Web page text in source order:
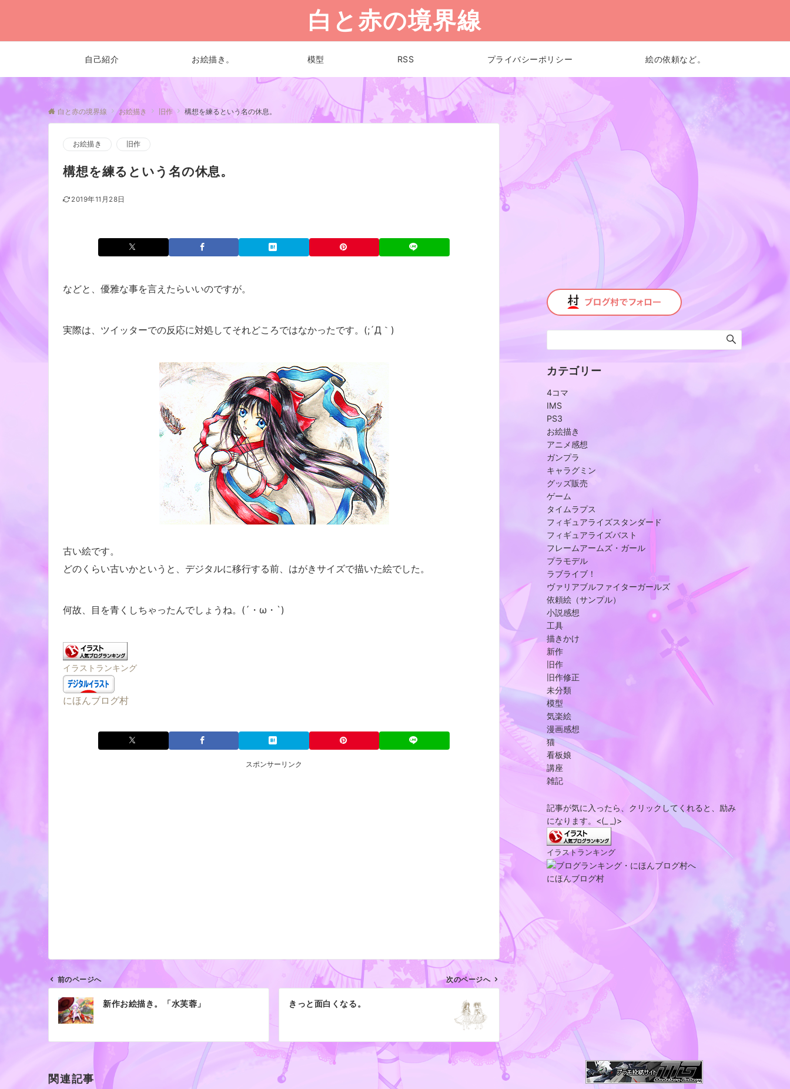
白と赤の境界線
自己紹介 お絵描き。 模型 RSS プライバシーポリシー 絵の依頼など。
白と赤の境界線 お絵描き 旧作 構想を練るという名の休息。
お絵描き 旧作
構想を練るという名の休息。
2019年11月28日
などと、優雅な事を言えたらいいのですが。
実際は、ツイッターでの反応に対処してそれどころではなかったです。(;´Д｀)
古い絵です。
どのくらい古いかというと、デジタルに移行する前、はがきサイズで描いた絵でした。
何故、目を青くしちゃったんでしょうね。(´・ω・`)
イラストランキング
にほんブログ村
スポンサーリンク
シ
前のページへ
新作お絵描き。「水芙蓉」
次のページへ
きっと面白くなる。
関連記事
カテゴリー
4コマ
IMS
PS3
お絵描き
アニメ感想
ガンプラ
キャラグミン
グッズ販売
ゲーム
タイムラプス
フィギュアライズスタンダード
フィギュアライズバスト
フレームアームズ・ガール
プラモデル
ラブライブ！
ヴァリアブルファイターガールズ
依頼絵（サンプル）
小説感想
工具
描きかけ
新作
旧作
旧作修正
未分類
模型
気楽絵
漫画感想
猫
看板娘
講座
雑記
記事が気に入ったら、クリックしてくれると、励み
になります。<(_ _)>
イラストランキング
にほんブログ村